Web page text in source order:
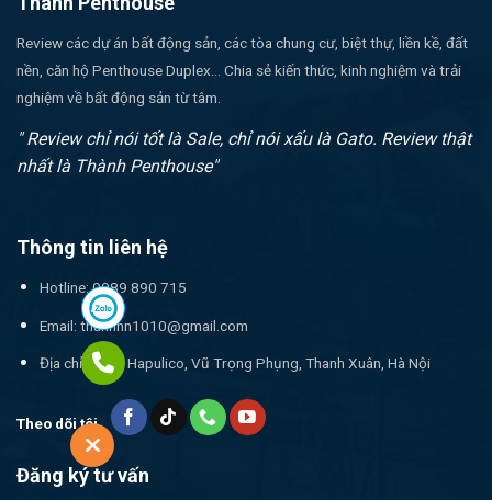
Review các dự án bất động sản, các tòa chung cư, biệt thự, liền kề, đất
nền, căn hộ Penthouse Duplex... Chia sẻ kiến thức, kinh nghiệm và trải
nghiệm về bất động sản từ tâm.
" Review chỉ nói tốt là Sale, chỉ nói xấu là Gato. Review thật
nhất là Thành Penthouse"
Thông tin liên hệ
Hotline: 0989 890 715
Email: thanhnn1010@gmail.com
Địa chỉ: 17T1 Hapulico, Vũ Trọng Phụng, Thanh Xuân, Hà Nội
Theo dõi tôi
Đăng ký tư vấn